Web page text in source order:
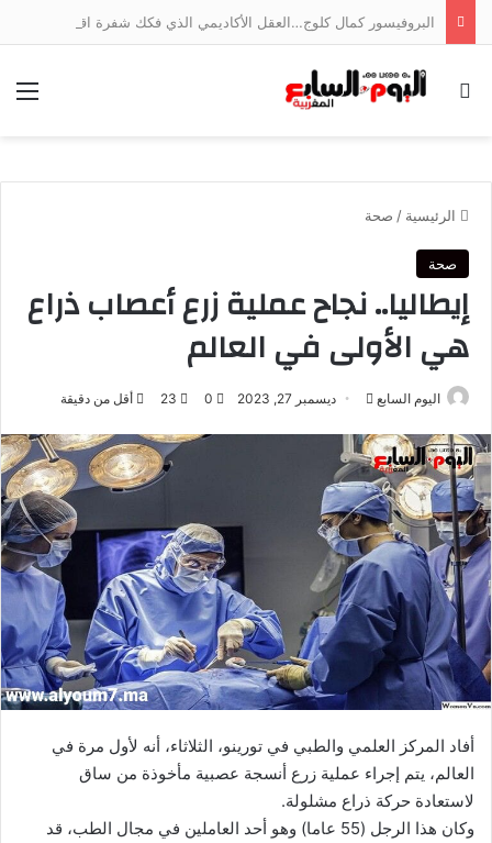
بحث عن
الرئيسية / صحة
صحة
إيطاليا.. نجاح عملية زرع أعصاب ذراع
هي الأولى في العالم
اليوم السابع
أرسل
إلكترونيا
ديسمبر 27, 2023 0
23 أقل من دقيقة
أفاد المركز العلمي والطبي في تورينو، الثلاثاء، أنه لأول مرة في
العالم، يتم إجراء عملية زرع أنسجة عصبية مأخوذة من ساق
لاستعادة حركة ذراع مشلولة.
وكان هذا الرجل (55 عاما) وهو أحد العاملين في مجال الطب، قد